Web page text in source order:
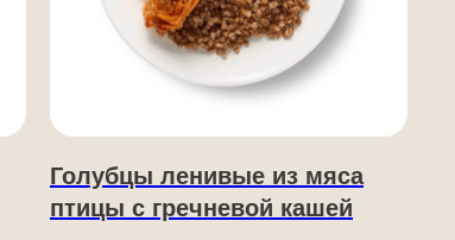
Голубцы ленивые из мяса
птицы с гречневой кашей